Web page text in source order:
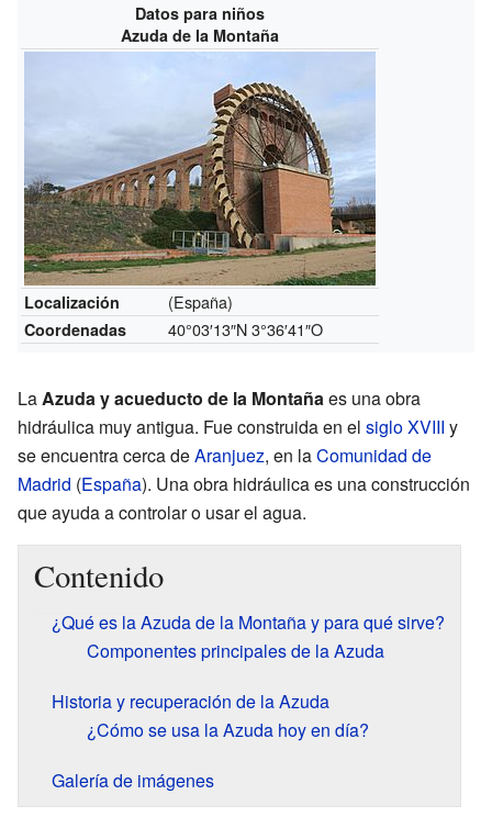
Datos para niños
Azuda de la Montaña
Localización (España)
Coordenadas 40°03′13″N3°36′41″O
LaAzuda y acueducto de la Montañaes una obra
hidráulica muy antigua. Fue construida en el siglo XVIII y
se encuentra cerca deAranjuez, en laComunidad de
Madrid (España). Una obra hidráulica es una construcción
que ayuda a controlar o usar el agua.
Contenido
¿Qué es la Azuda de la Montaña y para qué sirve?
Componentes principales de la Azuda
Historia y recuperación de la Azuda
¿Cómo se usa la Azuda hoy en día?
Galería de imágenes